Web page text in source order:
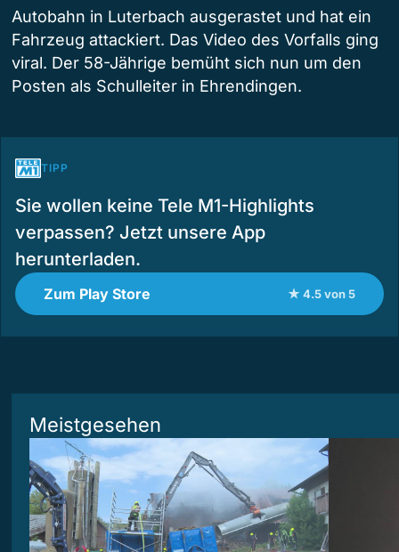
Autobahn in Luterbach ausgerastet und hat ein
Fahrzeug attackiert. Das Video des Vorfalls ging
viral. Der 58-Jährige bemüht sich nun um den
Posten als Schulleiter in Ehrendingen.
TIPP
Sie wollen keine Tele M1-Highlights
verpassen? Jetzt unsere App
herunterladen.
Zum Play Store ★ 4.5 von 5
Meistgesehen